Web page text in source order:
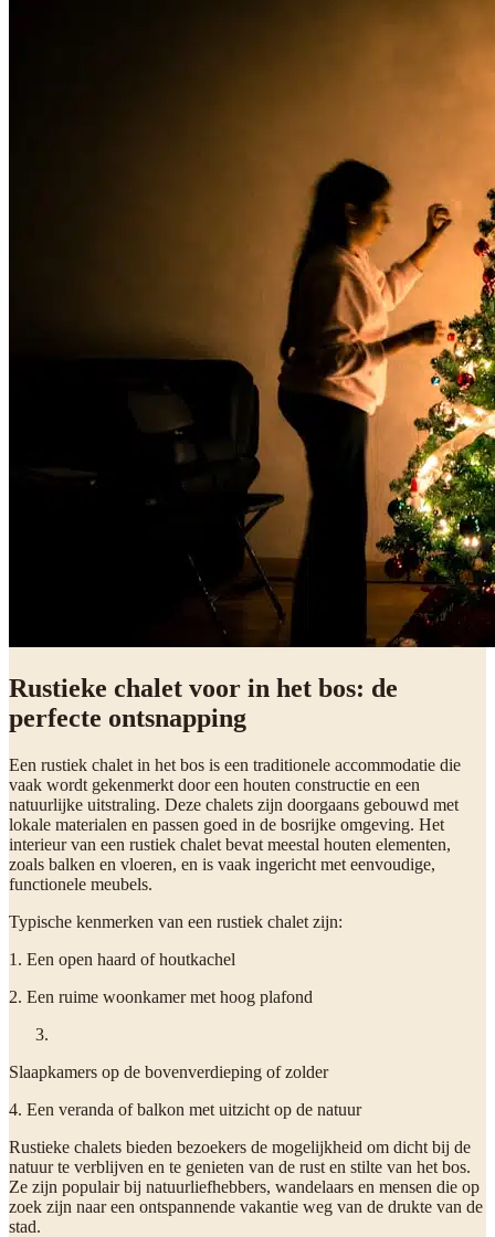
Rustieke chalet voor in het bos: de
perfecte ontsnapping
Een rustiek chalet in het bos is een traditionele accommodatie die
vaak wordt gekenmerkt door een houten constructie en een
natuurlijke uitstraling. Deze chalets zijn doorgaans gebouwd met
lokale materialen en passen goed in de bosrijke omgeving. Het
interieur van een rustiek chalet bevat meestal houten elementen,
zoals balken en vloeren, en is vaak ingericht met eenvoudige,
functionele meubels.
Typische kenmerken van een rustiek chalet zijn:
1. Een open haard of houtkachel
2. Een ruime woonkamer met hoog plafond
Slaapkamers op de bovenverdieping of zolder
4. Een veranda of balkon met uitzicht op de natuur
Rustieke chalets bieden bezoekers de mogelijkheid om dicht bij de
natuur te verblijven en te genieten van de rust en stilte van het bos.
Ze zijn populair bij natuurliefhebbers, wandelaars en mensen die op
zoek zijn naar een ontspannende vakantie weg van de drukte van de
stad.